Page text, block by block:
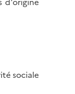
sociale